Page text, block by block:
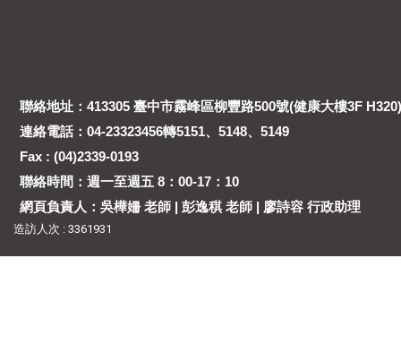
聯絡地址：413305 臺中市霧峰區柳豐路500號(健康大樓3F H320)
連絡電話：04-23323456轉5151、5148、5149
Fax : (04)2339-0193
聯絡時間：週一至週五 8：00-17：10
網頁負責人：吳樺姍 老師 | 彭逸稘 老師 | 廖詩容 行政助理
造訪人次 : 3361931